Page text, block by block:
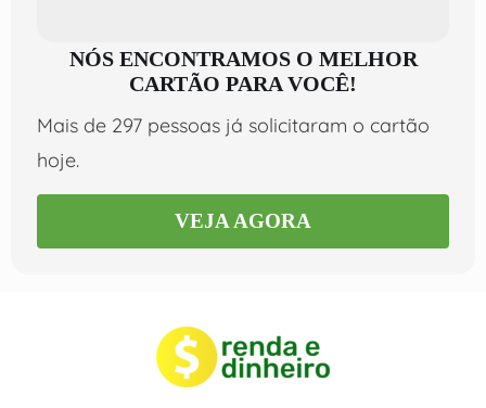
NÓS ENCONTRAMOS O MELHOR
CARTÃO PARA VOCÊ!
Mais de 297 pessoas já solicitaram o cartão
hoje.
VEJA AGORA